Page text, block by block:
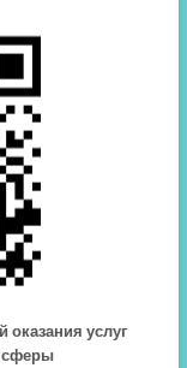
оказания услуг
сферы